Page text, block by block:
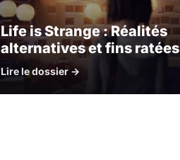
Life is Strange : Réalités
alternatives et fins ratées
Lire le dossier →